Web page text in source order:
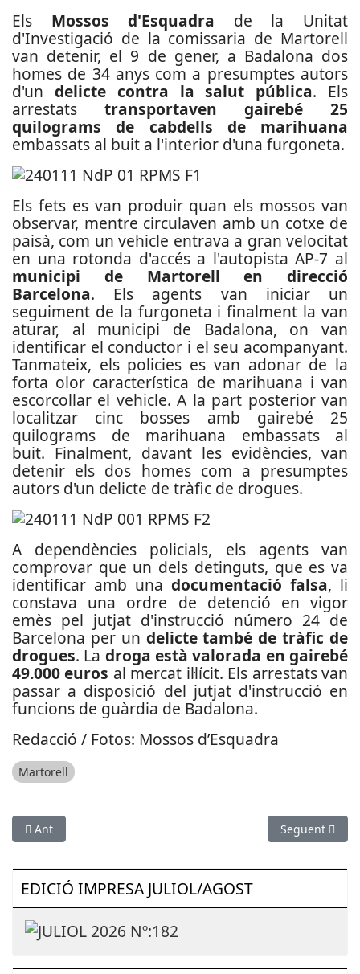
Els Mossos d'Esquadra de la Unitat
d'Investigació de la comissaria de Martorell
van detenir, el 9 de gener, a Badalona dos
homes de 34 anys com a presumptes autors
d'un delicte contra la salut pública. Els
arrestats transportaven gairebé 25
quilograms de cabdells de marihuana
embassats al buit a l'interior d'una furgoneta.
Els fets es van produir quan els mossos van
observar, mentre circulaven amb un cotxe de
paisà, com un vehicle entrava a gran velocitat
en una rotonda d'accés a l'autopista AP-7 al
municipi de Martorell en direcció
Barcelona. Els agents van iniciar un
seguiment de la furgoneta i finalment la van
aturar, al municipi de Badalona, on van
identificar el conductor i el seu acompanyant.
Tanmateix, els policies es van adonar de la
forta olor característica de marihuana i van
escorcollar el vehicle. A la part posterior van
localitzar cinc bosses amb gairebé 25
quilograms de marihuana embassats al
buit. Finalment, davant les evidències, van
detenir els dos homes com a presumptes
autors d'un delicte de tràfic de drogues.
A dependències policials, els agents van
comprovar que un dels detinguts, que es va
identificar amb una documentació falsa, li
constava una ordre de detenció en vigor
emès pel jutjat d'instrucció número 24 de
Barcelona per un delicte també de tràfic de
drogues. La droga està valorada en gairebé
49.000 euros al mercat il·lícit. Els arrestats van
passar a disposició del jutjat d'instrucció en
funcions de guàrdia de Badalona.
Redacció / Fotos: Mossos d’Esquadra
Martorell
Article anterior: Detinguts a l’Aeroport del Prat per cometre
Ant Article
Següent
EDICIÓ IMPRESA JULIOL/AGOST